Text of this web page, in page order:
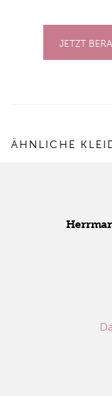
JETZT
ÄHNLICHE